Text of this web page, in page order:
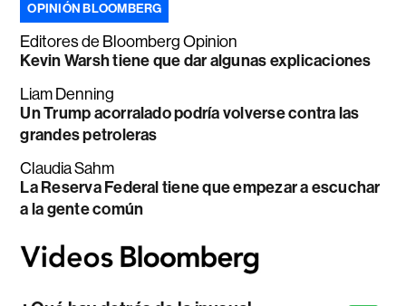
OPINIÓN BLOOMBERG
Editores de Bloomberg Opinion
Kevin Warsh tiene que dar algunas explicaciones
Liam Denning
Un Trump acorralado podría volverse contra las
grandes petroleras
Claudia Sahm
La Reserva Federal tiene que empezar a escuchar
a la gente común